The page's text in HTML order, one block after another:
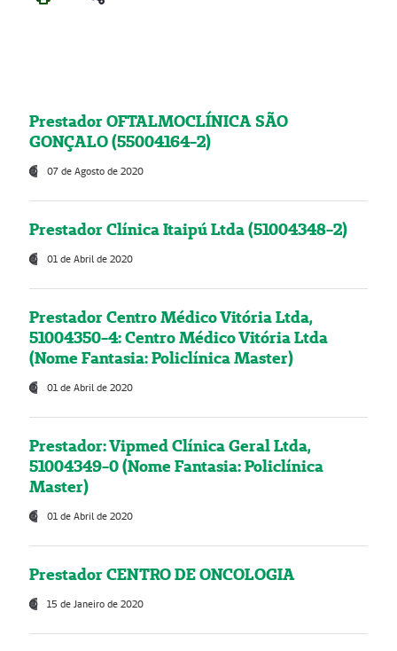
Prestador OFTALMOCLÍNICA SÃO
GONÇALO (55004164-2)
07 de Agosto de 2020
Prestador Clínica Itaipú Ltda (51004348-2)
01 de Abril de 2020
Prestador Centro Médico Vitória Ltda,
51004350-4: Centro Médico Vitória Ltda
(Nome Fantasia: Policlínica Master)
01 de Abril de 2020
Prestador: Vipmed Clínica Geral Ltda,
51004349-0 (Nome Fantasia: Policlínica
Master)
01 de Abril de 2020
Prestador CENTRO DE ONCOLOGIA
15 de Janeiro de 2020